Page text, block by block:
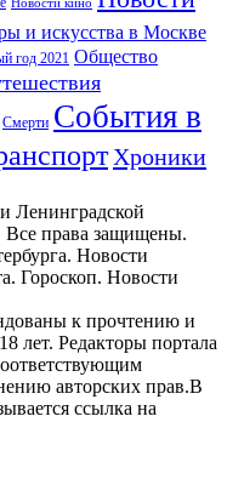
и искусства в Москве
год 2021 Общество
Смерти События в
Хроники
Ленинградской
Все права защищены.
Новости
Гороскоп. Новости
к прочтению и
лет. Редакторы портала
авторских прав.В
ссылка на